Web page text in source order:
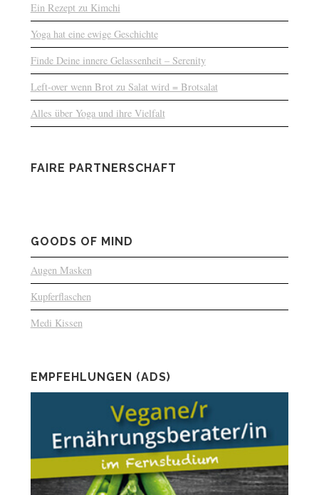
Ein Rezept zu Kimchi
Yoga hat eine ewige Geschichte
Finde Deine innere Gelassenheit – Serenity
Left-over wenn Brot zu Salat wird = Brotsalat
Alles über Yoga und ihre Vielfalt
FAIRE PARTNERSCHAFT
GOODS OF MIND
Augen Masken
Kupferflaschen
Medi Kissen
EMPFEHLUNGEN (ADS)